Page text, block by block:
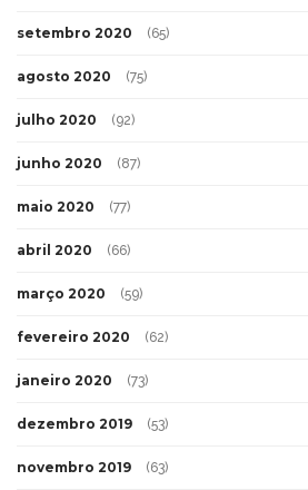
setembro 2020 (65)
agosto 2020 (75)
julho 2020 (92)
junho 2020 (87)
maio 2020 (77)
abril 2020 (66)
março 2020 (59)
fevereiro 2020 (62)
janeiro 2020 (73)
dezembro 2019 (53)
novembro 2019 (63)